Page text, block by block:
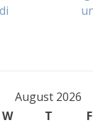
August 2026
W T F